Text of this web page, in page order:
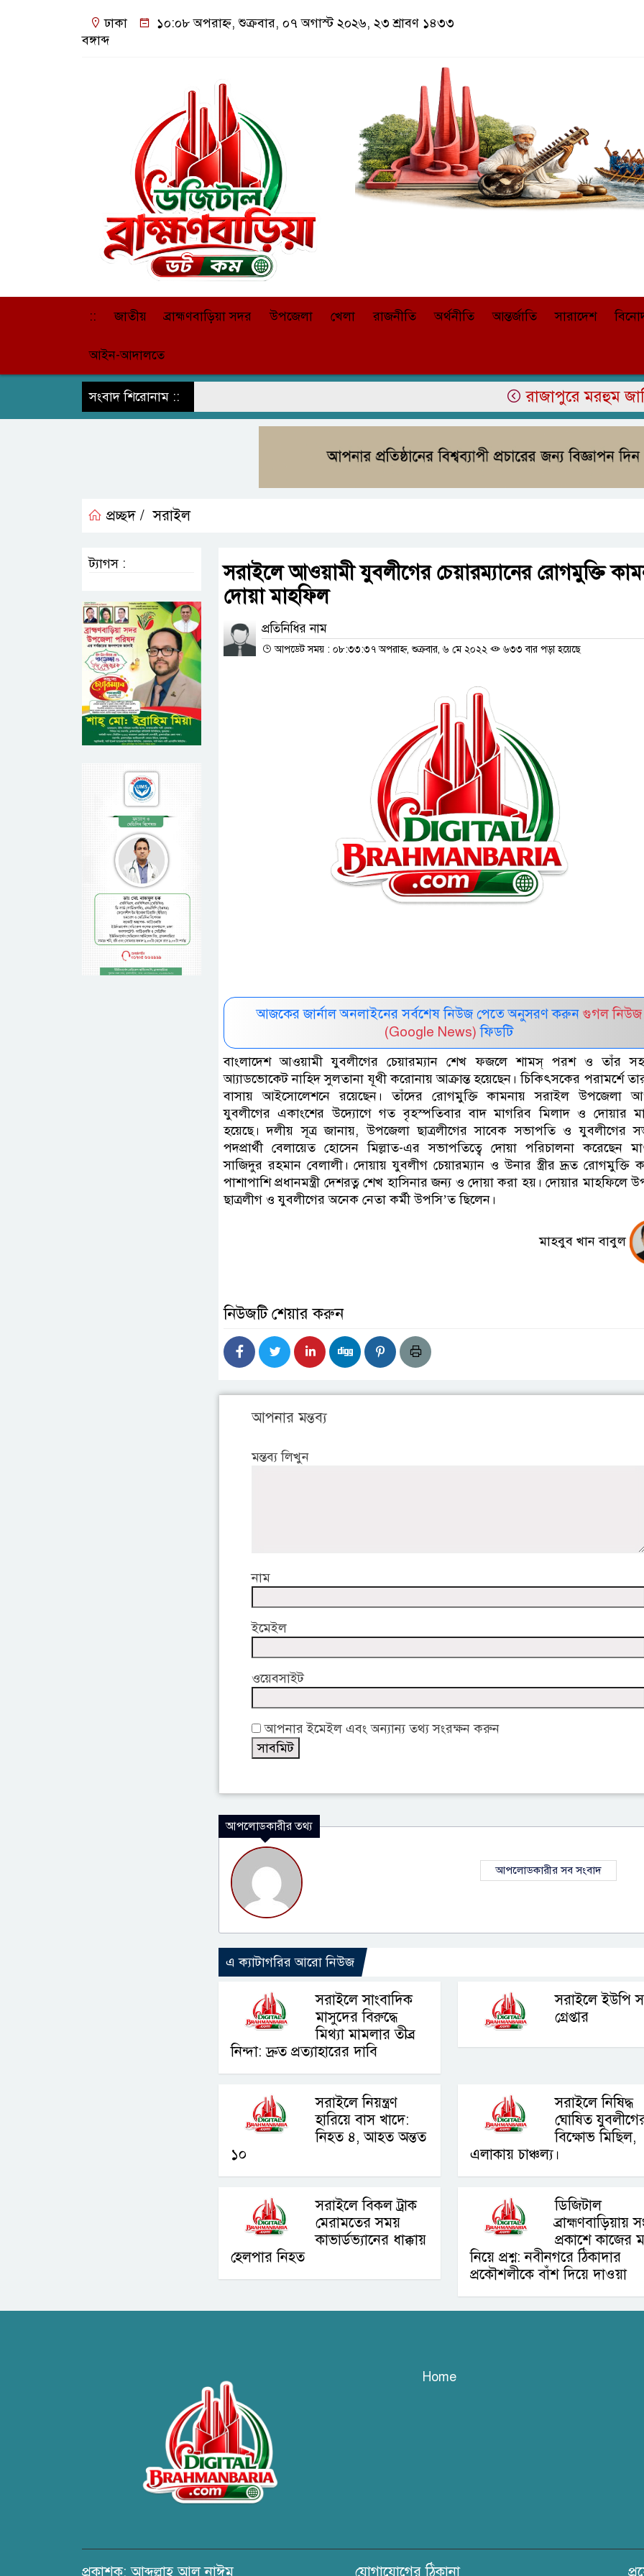
ঢাকা
১০:০৮ অপরাহ্ন, শুক্রবার, ০৭ অগাস্ট ২০২৬, ২৩ শ্রাবণ ১৪৩৩
বঙ্গাব্দ
:: জাতীয় ব্রাহ্মণবাড়িয়া সদর উপজেলা খেলা রাজনীতি অর্থনীতি আন্তর্জাতি সারাদেশ
আইন-আদালতে
সংবাদ শিরোনাম :: রাজাপুরে মরহুম জামির
প্রচ্ছদ / সরাইল
সরাইলে আওয়ামী যুবলীগের চেয়ারম্যানের রোগমুক্তি
দোয়া মাহফিল
প্রতিনিধির নাম
আপডেট সময় : ০৮:৩৩:৩৭ অপরাহ্ন, শুক্রবার, ৬ মে ২০২২ ৬৩৩ বার পড়া হয়েছে
আজকের জার্নাল অনলাইনের সর্বশেষ নিউজ পেতে অনুসরণ করুন গুগল নিউজ
(Google News) ফিডটি
বাংলাদেশ আওয়ামী যুবলীগের চেয়ারম্যান শেখ ফজলে শামস্‌ পরশ ও তাঁর
আ্যাডভোকেট নাহিদ সুলতানা যূথী করোনায় আক্রান্ত হয়েছেন। চিকিৎসকের পরামর্শে
বাসায় আইসোলেশনে রয়েছেন। তাঁদের রোগমুক্তি কামনায় সরাইল উপজেলা
যুবলীগের একাংশের উদ্যোগে গত বৃহস্পতিবার বাদ মাগরিব মিলাদ ও দোয়ার
হয়েছে। দলীয় সূত্র জানায়, উপজেলা ছাত্রলীগের সাবেক সভাপতি ও যুবলীগের
পদপ্রার্থী বেলায়েত হোসেন মিল্লাত-এর সভাপতিত্বে দোয়া পরিচালনা করেছেন
সাজিদুর রহমান বেলালী। দোয়ায় যুবলীগ চেয়ারম্যান ও উনার স্ত্রীর দ্রূত রোগমুক্তি
পাশাপাশি প্রধানমন্ত্রী দেশরত্ন শেখ হাসিনার জন্য ও দোয়া করা হয়। দোয়ার মাহফিলে
ছাত্রলীগ ও যুবলীগের অনেক নেতা কর্মী উপসি’ত ছিলেন।
মাহবুব খান বাবুল
নিউজটি শেয়ার করুন
আপনার মন্তব্য
মন্তব্য লিখুন
নাম
ইমেইল
ওয়েবসাইট
আপনার ইমেইল এবং অন্যান্য তথ্য সংরক্ষন করুন
আপলোডকারীর তথ্য
আপলোডকারীর সব সংবাদ
এ ক্যাটাগরির আরো নিউজ
সরাইলে সাংবাদিক
মাসুদের বিরুদ্ধে
মিথ্যা মামলার তীব্র
নিন্দা: দ্রুত প্রত্যাহারের দাবি
সরাইলে ইউপি
গ্রেপ্তার
সরাইলে নিয়ন্ত্রণ
হারিয়ে বাস খাদে:
নিহত ৪, আহত অন্তত
১০
সরাইলে নিষিদ্ধ
ঘোষিত
বিক্ষোভ মিছিল,
এলাকায় চাঞ্চল্য।
সরাইলে বিকল ট্রাক
মেরামতের সময়
কাভার্ডভ্যানের ধাক্কায়
হেলপার নিহত
ডিজিটাল
ব্রাহ্মণবাড়িয়ায়
প্রকাশে কাজের
নিয়ে প্রশ্ন: নবীনগরে ঠিকাদার
প্রকৌশলীকে বাঁশ দিয়ে দাওয়া
ট্যাগস :
Home
প্রকাশক: আব্দুল্লাহ আল নাঈম যোগাযোগের ঠিকানা